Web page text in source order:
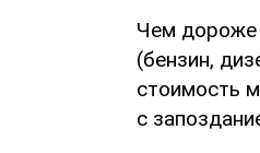
Чем дороже
(бензин,
стоимость
с